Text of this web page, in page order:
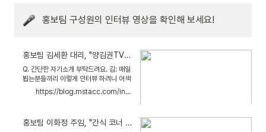
홍보팀 구성원의 인터뷰 영상을 확인해 보세요!
홍보팀 김세환 대리, "양김권TV가 재밌는건 다 내 덕" - 마일스톤 블로그 : Milelog
Q. 간단한 자기소개 부탁드려요. 김: 매일
뵙는분들끼리 이렇게 인터뷰 하려니 어색
하네요 (웃음) 저는 20년 7월부터 마일
스톤에서 일하고 있는 홍보팀 김세환입니
는지 궁금하네요. 김: 제가 정확하게 기억
나는게 20년 2월에 호기롭게
https://blog.mstacc.com/inside/interview/2700
홍보팀 이화정 주임, "간식 코너 정리가 제일 좋아." - 마일스톤 블로그 : Milelog